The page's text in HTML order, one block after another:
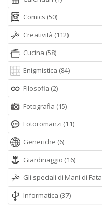
Comics (50)
Creatività (112)
Cucina (58)
Enigmistica (84)
Filosofia (2)
Fotografia (15)
Fotoromanzi (11)
Generiche (6)
Giardinaggio (16)
Gli speciali di Mani di Fata
Informatica (37)